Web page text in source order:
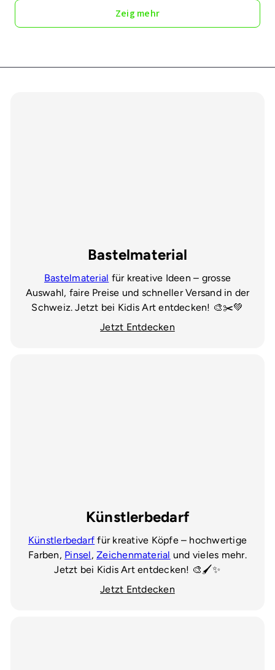
Zeig mehr
Bastelmaterial
Bastelmaterial für kreative Ideen – grosse
Auswahl, faire Preise und schneller Versand in der
Schweiz. Jetzt bei Kidis Art entdecken! 🎨✂️💚
Jetzt Entdecken
Künstlerbedarf
Künstlerbedarf für kreative Köpfe – hochwertige
Farben, Pinsel,Zeichenmaterial und vieles mehr.
Jetzt bei Kidis Art entdecken! 🎨🖌️✨
Jetzt Entdecken